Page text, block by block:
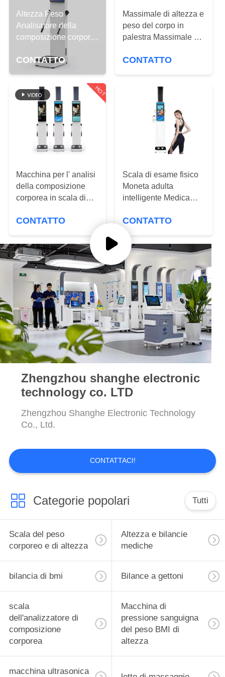
VISITA
FABBRICA
CONTROLLO
DELLA
QUALITÀ
CHIEDI
UN
VR
MAPPA
DEL
SITO
PRIVACY
POLICY
Altezza Peso
Analisatore della
composizione corporea
Bilancio proteico per
Spa
CONTATTO
Massimale di altezza e
peso del corpo in
palestra Massimale di
CONTATTO
HOT
Macchina per l' analisi
della composizione
corporea in scala di
ultrasuoni
CONTATTO
Scala di esame fisico
Moneta adulta
intelligente Medica
Altezza Peso e grasso
CONTATTO
Zhengzhou shanghe electronic
technology co. LTD
Zhengzhou Shanghe Electronic Technology
Co., Ltd.
CONTATTACI!
Categorie popolari Tutti
Scala del peso
corporeo e di altezza
Altezza e bilancie
mediche
bilancia di bmi Bilance a gettoni
scala
dell'analizzatore di
composizione
corporea
Macchina di
pressione sanguigna
del peso BMI di
altezza
macchina ultrasonica